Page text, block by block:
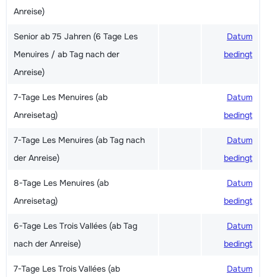
Anreise)
Senior ab 75 Jahren (6 Tage Les
Menuires / ab Tag nach der
Anreise)
Datum
bedingt
7-Tage Les Menuires (ab
Anreisetag)
Datum
bedingt
7-Tage Les Menuires (ab Tag nach
der Anreise)
Datum
bedingt
8-Tage Les Menuires (ab
Anreisetag)
Datum
bedingt
6-Tage Les Trois Vallées (ab Tag
nach der Anreise)
Datum
bedingt
7-Tage Les Trois Vallées (ab Datum